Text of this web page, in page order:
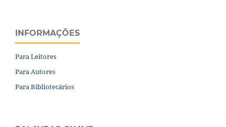
INFORMAÇÕES
Para Leitores
Para Autores
Para Bibliotecários